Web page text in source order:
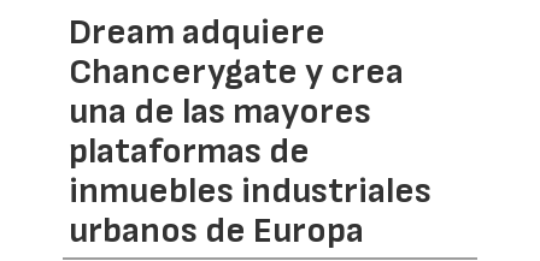
Dream adquiere
Chancerygate y crea
una de las mayores
plataformas de
inmuebles industriales
urbanos de Europa